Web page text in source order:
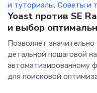
и туториалы, Советы и
Yoast против SE
и выбор
Позволяет
детальной пошаговой
автоматизированному
для поисковой